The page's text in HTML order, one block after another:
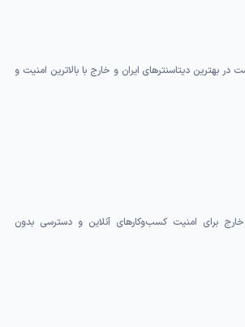
در بهترین دیتاسنترهای ایران و خارج با بالاترین امنیت و
خارج برای امنیت کسب‌وکارهای آنلاین و دسترسی بدون